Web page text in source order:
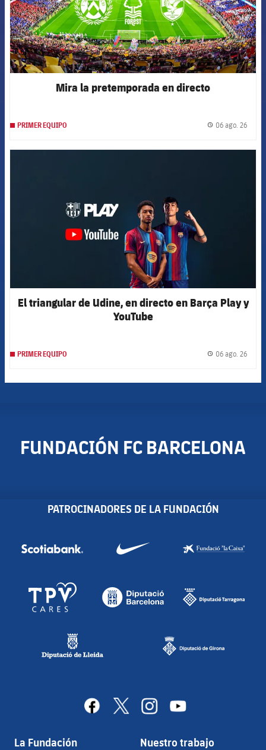
Mira la pretemporada en directo
PRIMER EQUIPO 06 ago. 26
El triangular de Udine, en directo en Barça Play y
YouTube
PRIMER EQUIPO 06 ago. 26
FUNDACIÓN FC BARCELONA
PATROCINADORES DE LA FUNDACIÓN
facebook
x instagramyoutube
La Fundación Nuestro trabajo